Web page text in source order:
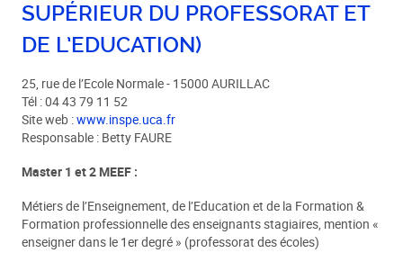
SUPÉRIEUR DU PROFESSORAT ET
DE L’EDUCATION)
25, rue de l’Ecole Normale - 15000 AURILLAC
Tél : 04 43 79 11 52
Site web :www.inspe.uca.fr
Responsable : Betty FAURE
Master 1 et 2 MEEF :
Métiers de l’Enseignement, de l’Education et de la Formation &
Formation professionnelle des enseignants stagiaires, mention «
enseigner dans le 1er degré » (professorat des écoles)